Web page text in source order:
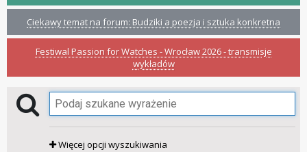
Ciekawy temat na forum: Budziki a poezja i sztuka konkretna
Festiwal Passion for Watches - Wrocław 2026 - transmisje
wykładów
Więcej opcji wyszukiwania